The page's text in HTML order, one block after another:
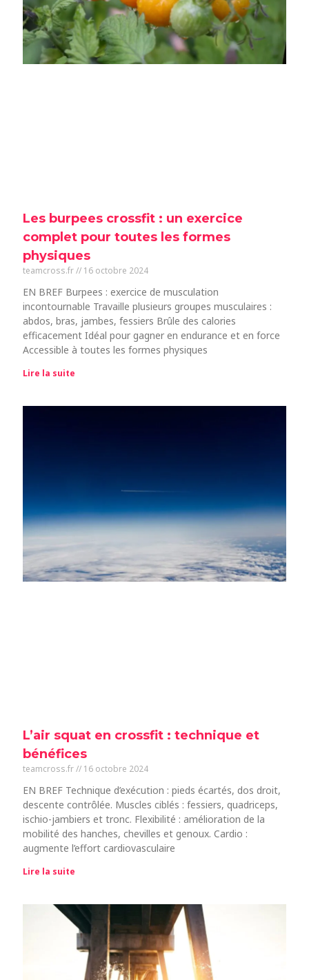
Les burpees crossfit : un exercice
complet pour toutes les formes
physiques
teamcross.fr 16 octobre 2024
EN BREF Burpees : exercice de musculation
incontournable Travaille plusieurs groupes musculaires :
abdos, bras, jambes, fessiers Brûle des calories
efficacement Idéal pour gagner en endurance et en force
Accessible à toutes les formes physiques
Lire la suite
L’air squat en crossfit : technique et
bénéfices
teamcross.fr 16 octobre 2024
EN BREF Technique d’exécution : pieds écartés, dos droit,
descente contrôlée. Muscles ciblés : fessiers, quadriceps,
ischio-jambiers et tronc. Flexibilité : amélioration de la
mobilité des hanches, chevilles et genoux. Cardio :
augmente l’effort cardiovasculaire
Lire la suite